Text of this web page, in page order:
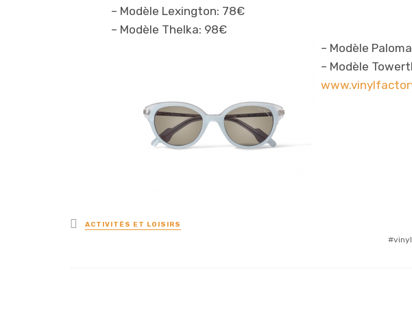
– Modèle Lexington: 78€
– Modèle Thelka: 98€
– Modèle
– Modèle
Posted
in
ACTIVITÉS ET LOISIRS